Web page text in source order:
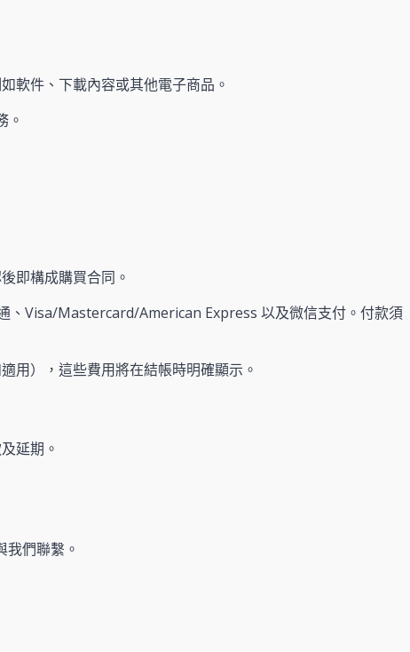
軟件、下載內容或其他電子商品。
。
即構成購買合同。
、Visa/Mastercard/American Express 以及微信支付。付款須
用），這些費用將在結帳時明確顯示。
延期。
們聯繫。